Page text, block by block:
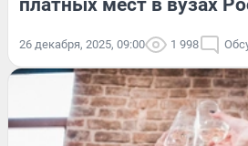
платных мест в вузах
26 декабря, 2025, 09:00 1 998